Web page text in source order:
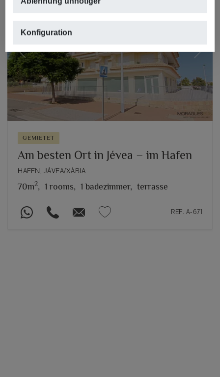
Konfiguration
Previous Next
GEMIETET
Am besten Ort in Jévea – im Hafen
HAFEN, JÁVEA/XÀBIA
70m2, 1 rooms, 1 badezimmer, terrasse
REF. A-671